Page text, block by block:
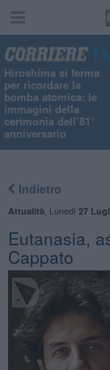
Hiroshima si ferma
per ricordare la
bomba atomica: le
immagini della
cerimonia dell’81°
anniversario
Indietro
Attualità Lunedì 27
Eutanasia,
Cappato